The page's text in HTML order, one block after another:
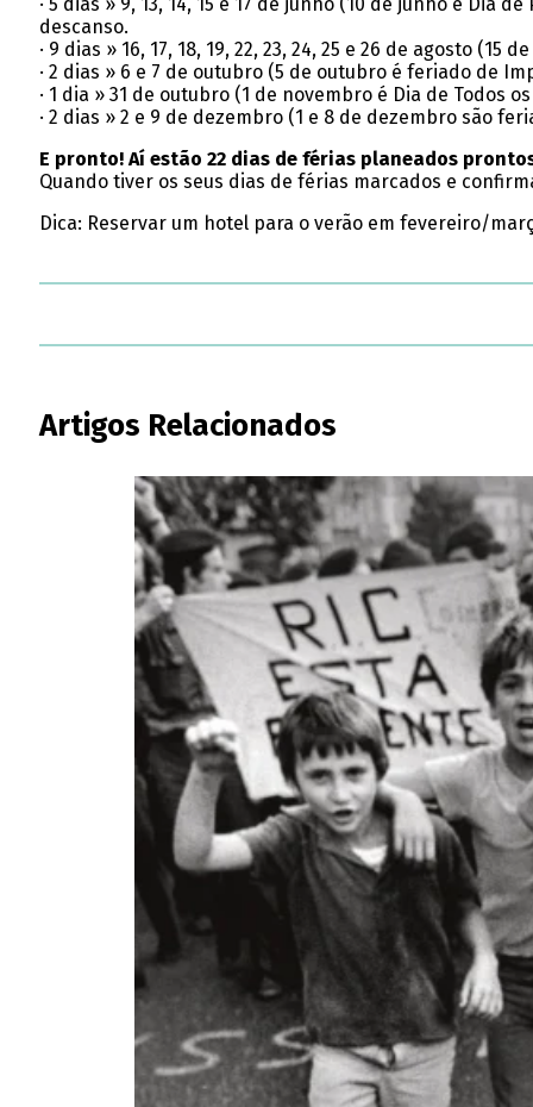
descanso.
· 9 dias » 16, 17, 18, 19, 22, 23, 24, 25 e 26 de agosto
· 2 dias » 6 e 7 de outubro (5 de outubro é feriado de
· 1 dia » 31 de outubro (1 de novembro é Dia de Todos
· 2 dias » 2 e 9 de dezembro (1 e 8 de dezembro são
E pronto! Aí estão 22 dias de férias planeados
Quando tiver os seus dias de férias marcados e
Dica: Reservar um hotel para o verão em fevereiro/
Artigos Relacionados